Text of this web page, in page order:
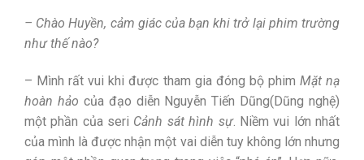
– Chào Huyền, cảm giác của bạn khi trở lại phim trường
như thế nào?
– Mình rất vui khi được tham gia đóng bộ phim Mặt nạ
hoàn hảo của đạo diễn Nguyễn Tiến Dũng(Dũng nghệ)
một phần của seri Cảnh sát hình sự. Niềm vui lớn nhất
của mình là được nhận một vai diễn tuy không lớn nhưng